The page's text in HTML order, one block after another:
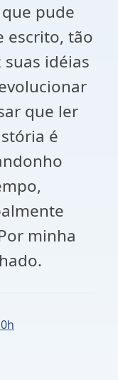
pude
escrito, tão
idéias
que ler
é
minha